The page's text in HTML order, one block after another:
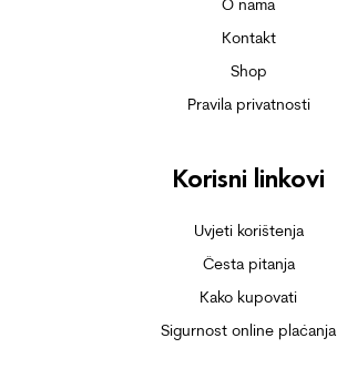
Kontakt
Shop
Pravila privatnosti
Korisni linkovi
Uvjeti korištenja
Česta pitanja
Kako kupovati
Sigurnost online plaćanja